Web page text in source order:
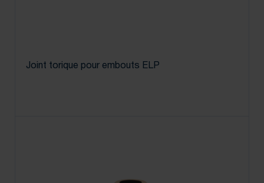
Joint torique pour embouts ELP